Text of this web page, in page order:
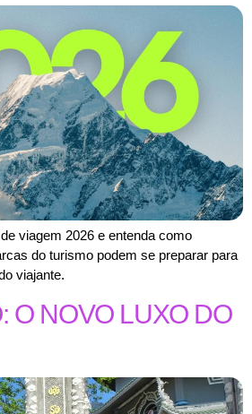
viagem 2026 e entenda como
do turismo podem se preparar para
viajante.
O NOVO LUXO DO